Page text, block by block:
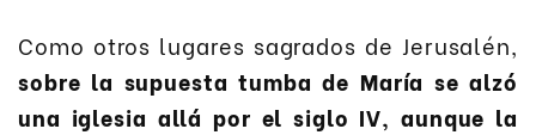
Como otros lugares sagrados de Jerusalén,
sobre la supuesta tumba de María se alzó
una iglesia allá por el siglo IV, aunque la